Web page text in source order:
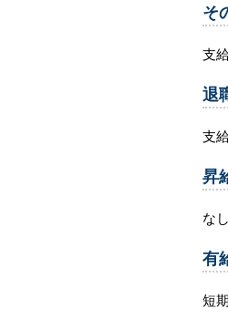
そ
支
退
支
昇
なし
有
短